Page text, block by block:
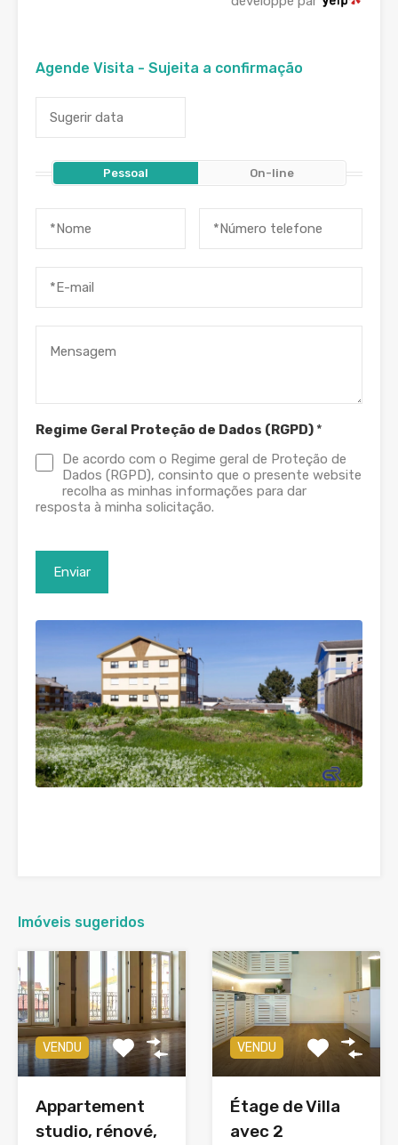
Agende Visita - Sujeita a confirmação
Pessoal On-line
Regime Geral Proteção de Dados (RGPD) *
De acordo com o Regime geral de Proteção de
Dados (RGPD), consinto que o presente website
recolha as minhas informações para dar
resposta à minha solicitação.
Imóveis sugeridos
VENDU
Appartement
studio, rénové,
VENDU
Étage de Villa
avec 2